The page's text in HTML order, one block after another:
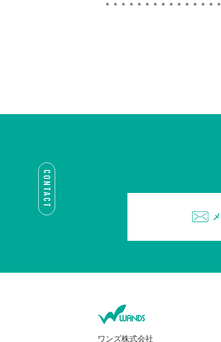
＊＊＊＊＊＊＊＊＊＊＊＊＊＊
CONTACT
ワンズ株式会社